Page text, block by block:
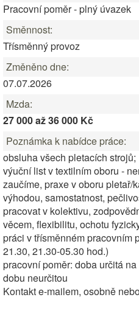
Pracovní poměr - plný úvazek
Směnnost:
Třísměnný provoz
Změněno dne:
07.07.2026
Mzda:
27 000 až 36 000 Kč
Poznámka k nabídce práce:
obsluha všech pletacích strojů;
výuční list v textilním oboru -
zaučíme, praxe v oboru pletař/
výhodou, samostatnost,
pracovat v kolektivu,
věcem, flexibilitu, ochotu
práci v třísměnném pracovním
21.30, 21.30-05.30 hod.)
pracovní poměr: doba určitá
dobu neurčitou
Kontakt e-mailem, osobně